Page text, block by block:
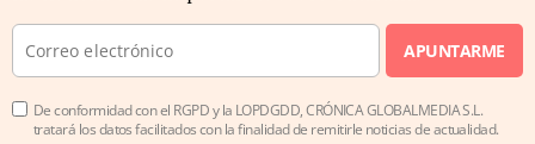
APUNTARME
De conformidad con el RGPD y la LOPDGDD, CRÓNICA GLOBALMEDIA S.L.
tratará los datos facilitados con la finalidad de remitirle noticias de actualidad.